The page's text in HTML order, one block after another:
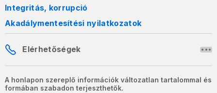
Integritás, korrupció
Akadálymentesítési nyilatkozatok
Elérhetőségek
A honlapon szereplő információk változatlan tartalommal és
formában szabadon terjeszthetők.